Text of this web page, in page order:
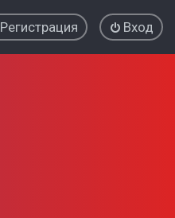
Вход
Регистрация